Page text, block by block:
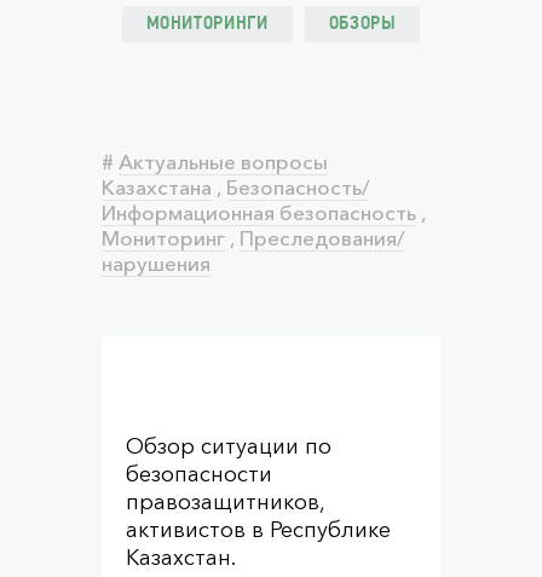
МОНИТОРИНГИ ОБЗОРЫ
# Актуальные вопросы
Казахстана , Безопасность/
Информационная безопасность ,
Мониторинг , Преследования/
нарушения
Обзор ситуации по
безопасности
правозащитников,
активистов в Республике
Казахстан.